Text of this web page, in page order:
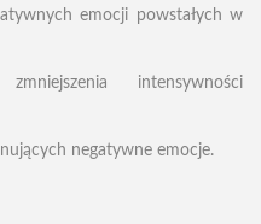
emocji powstałych w
intensywności
negatywne emocje.